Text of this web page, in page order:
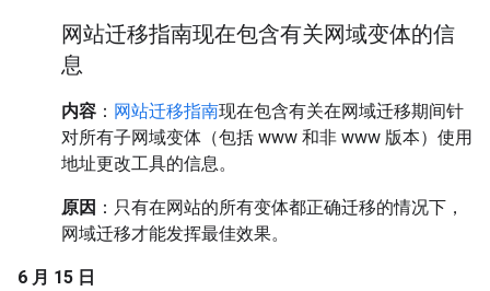
网站迁移指南现在包含有关网域变体的信
息
内容 ： 网站迁移指南现在包含有关在网域迁移期间针
对所有子网域变体（包括 www 和非 www 版本）使用
地址更改工具的信息。
原因 ：只有在网站的所有变体都正确迁移的情况下，
网域迁移才能发挥最佳效果。
6 月 15 日